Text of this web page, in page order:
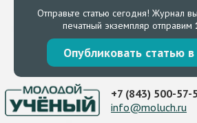
Отправьте статью сегодня! Журнал
печатный экземпляр отправим
Опубликовать статью
+7 (843) 500-57-
info@moluch.ru